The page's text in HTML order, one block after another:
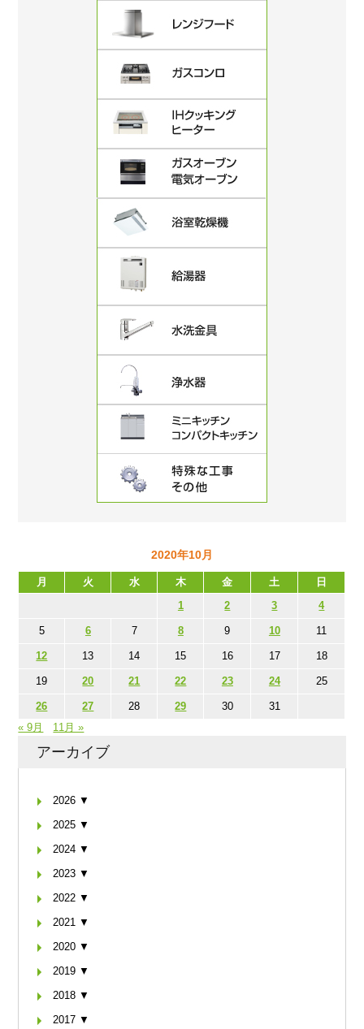
2020年10月
月 火 水 木 金 土
日
1
2 3 4
5 6 7 8 9 10 11
12 13 14 15 16 17 18
19 20 21 22 23 24 25
26 27 28 29 30
31
« 9月
11月 »
アーカイブ
2026 ▼
2025 ▼
2024 ▼
2023 ▼
2022 ▼
2021 ▼
2020 ▼
2019 ▼
2018 ▼
2017 ▼